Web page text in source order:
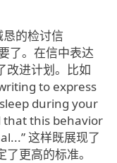
恳的检讨信
了。在信中表达
改进计划。比如
to express
during your
that this behavior
这样既展现了
更高的标准。